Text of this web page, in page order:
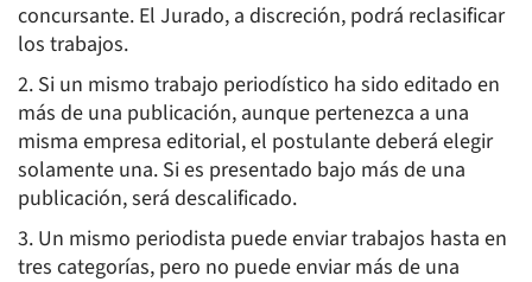
concursante. El Jurado, a discreción, podrá reclasificar
los trabajos.
2. Si un mismo trabajo periodístico ha sido editado en
más de una publicación, aunque pertenezca a una
misma empresa editorial, el postulante deberá elegir
solamente una. Si es presentado bajo más de una
publicación, será descalificado.
3. Un mismo periodista puede enviar trabajos hasta en
tres categorías, pero no puede enviar más de una